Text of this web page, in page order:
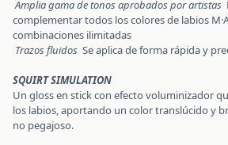
Amplia gama de tonos aprobados por artistas
complementar todos los colores de labios
combinaciones ilimitadas
Trazos fluidos Se aplica de forma rápida y
SQUIRT SIMULATION
Un gloss en stick con efecto voluminizador
los labios, aportando un color translúcido y
no pegajoso.